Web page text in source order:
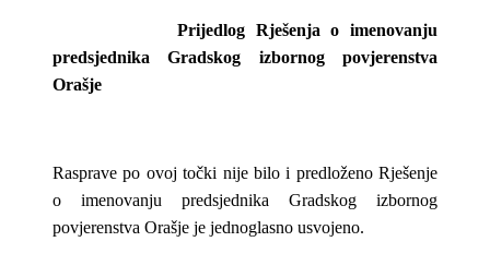
Prijedlog Rješenja o imenovanju
predsjednika Gradskog izbornog povjerenstva
Orašje
Rasprave po ovoj točki nije bilo i predloženo Rješenje
o imenovanju predsjednika Gradskog izbornog
povjerenstva Orašje je jednoglasno usvojeno.